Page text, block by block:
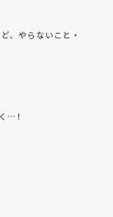
、やらないこと・
…！